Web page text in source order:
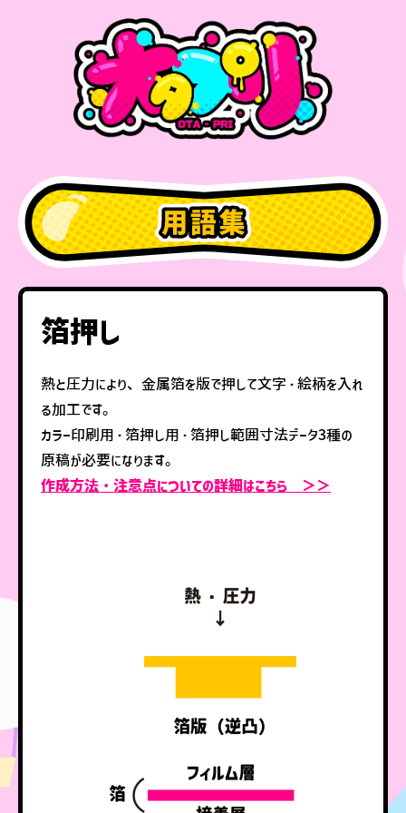
箔押し
熱と圧力により、金属箔を版で押して文字・絵柄を入れ
る加工です。
カラー印刷用・箔押し用・箔押し範囲寸法データ3種の
原稿が必要になります。
作成方法・注意点についての詳細はこちら ＞＞